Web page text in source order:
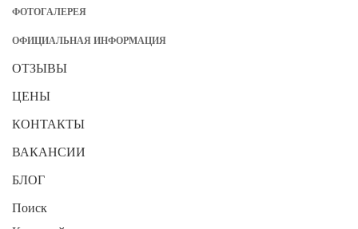
ФОТОГАЛЕРЕЯ
ОФИЦИАЛЬНАЯ ИНФОРМАЦИЯ
ОТЗЫВЫ
ЦЕНЫ
КОНТАКТЫ
ВАКАНСИИ
БЛОГ
Поиск